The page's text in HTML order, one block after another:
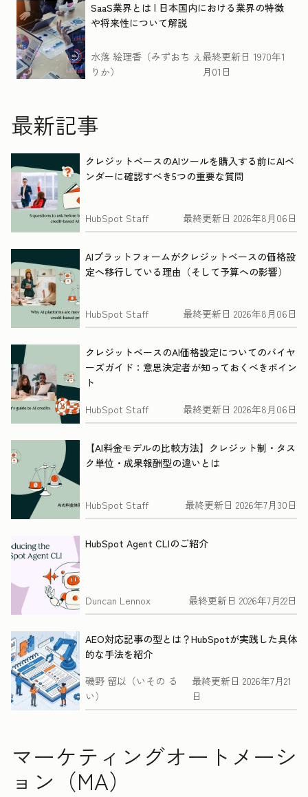
SaaS業界とは | 日本国内における業界の特徴
や将来性について解説
水落 絵理香（みずおち え
りか）
最終更新日 1970年1
月01日
最新記事
クレジットベースのAIツールを購入する前にAIベ
ンダーに確認すべき5つの重要な質問
HubSpot Staff 最終更新日 2026年8月06日
AIプラットフォームがクレジットベースの価格設
定へ移行している理由（そして予算への影響）
HubSpot Staff 最終更新日 2026年8月06日
クレジットベースのAI価格設定についてのバイヤ
ーズガイド：意思決定者が知っておくべきポイン
ト
HubSpot Staff
最終更新日 2026年8月06日
【AI料金モデルの比較方法】クレジット制・タス
ク単位・成果報酬型の違いとは
HubSpot Staff 最終更新日 2026年7月30日
HubSpot Agent CLIのご紹介
Duncan Lennox 最終更新日 2026年7月22日
AEO対応記事の型とは？HubSpotが実践した具体
的な手法を紹介
磯野 留以（いその る
い）
最終更新日 2026年7月21
日
マーケティングオートメーシ
ョン（MA）